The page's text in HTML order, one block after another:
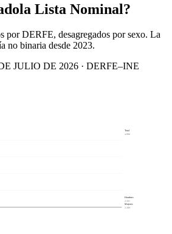
la Lista Nominal?
por DERFE, desagregados por sexo. La
no binaria desde 2023.
JULIO DE 2026 · DERFE–INE
Total
4,890
Mujeres
2,389
Hombres
2,501